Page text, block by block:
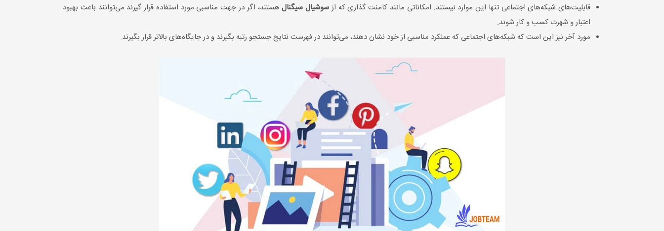
قابلیت‌های شبکه‌های اجتماعی تنها این موارد نیستند. امکاناتی مانند کامنت گذاری که از سوشیال سیگنالهستند، اگر در جهت مناسبی مورد استفاده قرار گیرند می‌توانند باعث بهبود
اعتبار و شهرت کسب و کار شوند.
مورد آخر نیز این است که شبکه‌های اجتماعی که عملکرد مناسبی از خود نشان دهند، می‌توانند در فهرست نتایج جستجو رتبه بگیرند و در جایگاه‌های بالاتر قرار بگیرند.